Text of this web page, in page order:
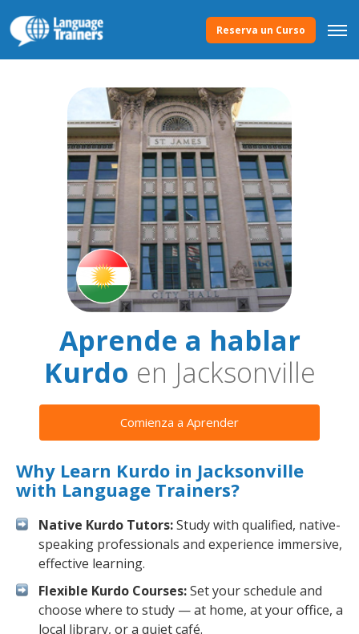
Reserva un Curso
Aprende a hablar
Kurdo en Jacksonville
Comienza a Aprender
Why Learn Kurdo in Jacksonville
with Language Trainers?
Native Kurdo Tutors:Study with qualified, native-
speaking professionals and experience immersive,
effective learning.
Flexible Kurdo Courses:Set your schedule and
choose where to study — at home, at your office, a
local library, or a quiet café.